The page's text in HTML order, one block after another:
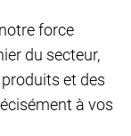
force
du secteur,
et des
à vos